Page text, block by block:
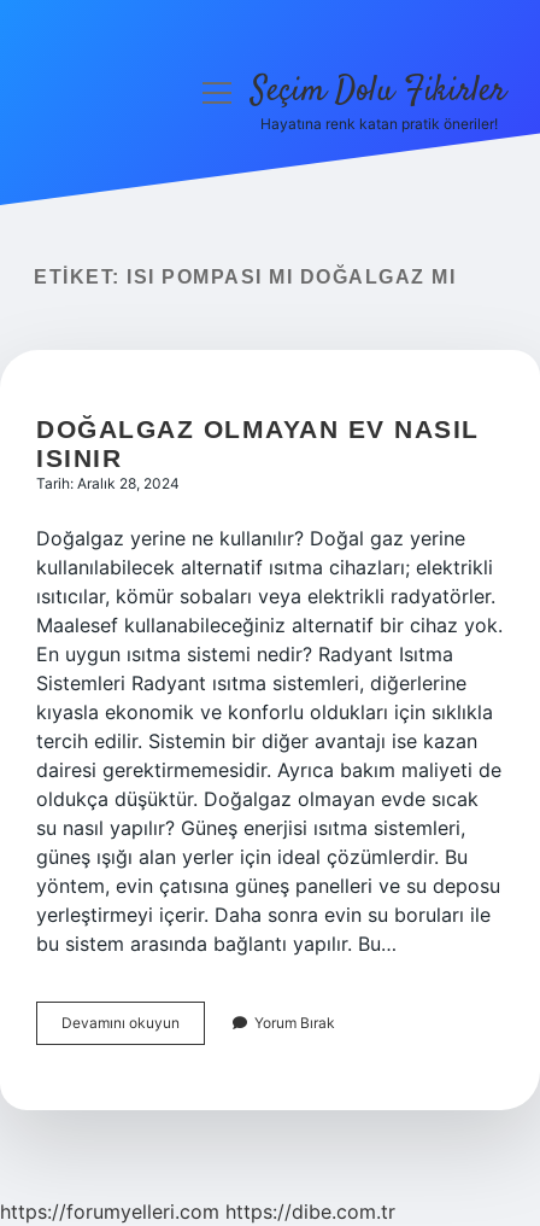
Yasal Uyarı
menüyüSeçim Dolu Fikirler
Hayatına renk katan pratik öneriler!
ETIKET: ISI POMPASI MI DOĞALGAZ MI
DOĞALGAZ OLMAYAN EV NASIL
ISINIR
Tarih: Aralık 28, 2024
Doğalgaz yerine ne kullanılır? Doğal gaz yerine
kullanılabilecek alternatif ısıtma cihazları; elektrikli
ısıtıcılar, kömür sobaları veya elektrikli radyatörler.
Maalesef kullanabileceğiniz alternatif bir cihaz yok.
En uygun ısıtma sistemi nedir? Radyant Isıtma
Sistemleri Radyant ısıtma sistemleri, diğerlerine
kıyasla ekonomik ve konforlu oldukları için sıklıkla
tercih edilir. Sistemin bir diğer avantajı ise kazan
dairesi gerektirmemesidir. Ayrıca bakım maliyeti de
oldukça düşüktür. Doğalgaz olmayan evde sıcak
su nasıl yapılır? Güneş enerjisi ısıtma sistemleri,
güneş ışığı alan yerler için ideal çözümlerdir. Bu
yöntem, evin çatısına güneş panelleri ve su deposu
yerleştirmeyi içerir. Daha sonra evin su boruları ile
bu sistem arasında bağlantı yapılır. Bu…
Devamını okuyun Doğalgaz
Olmayan
Isınır
Yorum Bırak
https://forumyelleri.com https://dibe.com.tr